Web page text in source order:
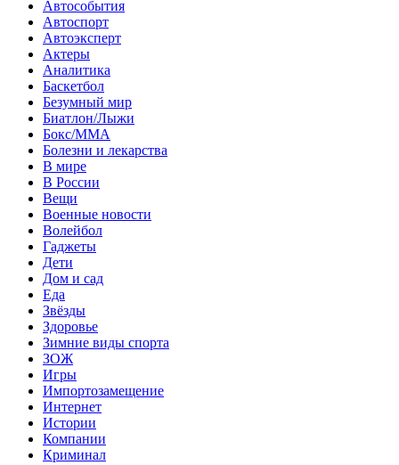
Автособытия
Автоспорт
Автоэксперт
Актеры
Аналитика
Баскетбол
Безумный мир
Биатлон/Лыжи
Бокс/MMA
Болезни и лекарства
В мире
В России
Вещи
Военные новости
Волейбол
Гаджеты
Дети
Дом и сад
Еда
Звёзды
Здоровье
Зимние виды спорта
ЗОЖ
Игры
Импортозамещение
Интернет
Истории
Компании
Криминал